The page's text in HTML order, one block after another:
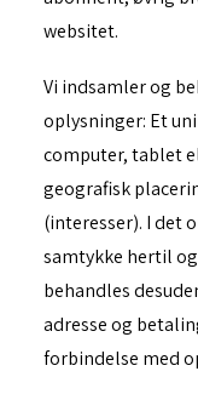
websitet.
Vi indsamler og
oplysninger: Et
computer, tablet
geografisk
(interesser). I det
samtykke hertil
behandles
adresse og
forbindelse med